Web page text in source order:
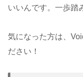
いいんです。一歩踏
気になった方は、
ださい！